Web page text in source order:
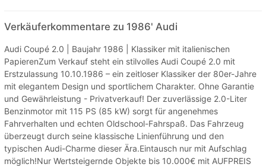
Verkäuferkommentare zu 1986' Audi
Audi Coupé 2.0 | Baujahr 1986 | Klassiker mit italienischen
PapierenZum Verkauf steht ein stilvolles Audi Coupé 2.0 mit
Erstzulassung 10.10.1986 – ein zeitloser Klassiker der 80er-Jahre
mit elegantem Design und sportlichem Charakter. Ohne Garantie
und Gewährleistung - Privatverkauf! Der zuverlässige 2.0-Liter
Benzinmotor mit 115 PS (85 kW) sorgt für angenehmes
Fahrverhalten und echten Oldschool-Fahrspaß. Das Fahrzeug
überzeugt durch seine klassische Linienführung und den
typischen Audi-Charme dieser Ära.Eintausch nur mit Aufschlag
möglich!Nur Wertsteigernde Objekte bis 10.000€ mit AUFPREIS